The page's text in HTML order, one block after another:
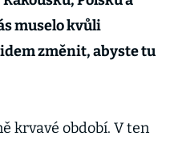
muselo kvůli
změnit, abyste tu
krvavé období. V ten